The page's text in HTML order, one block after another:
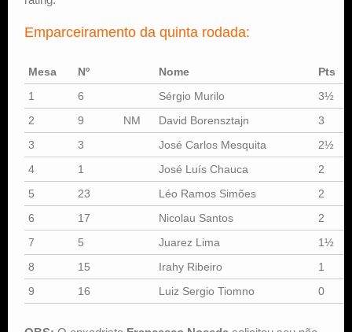
Emparceiramento da quinta rodada:
Mesa Nº Nome
Pts
1
6 Sérgio Murilo
3½
2
9 NM David Borensztajn
3
3
3 José Carlos Mesquita
2½
4
1 José Luís Chauca
2
5
23 Léo Ramos Simões
2
6
17 Nicolau Santos
2
7
5 Juarez Lima
1½
8
15 Irahy Ribeiro
1
9
16 Luiz Sergio Tiomno 0